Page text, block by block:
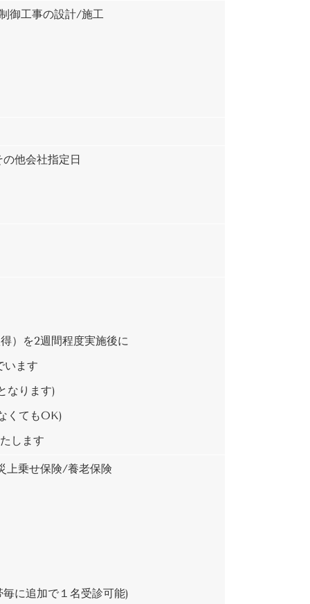
御工事の設計/施工
他会社指定日
）を2週間程度実施後に
います
なります)
くてもOK)
します
乗せ保険/養老保険
に追加で１名受診可能)